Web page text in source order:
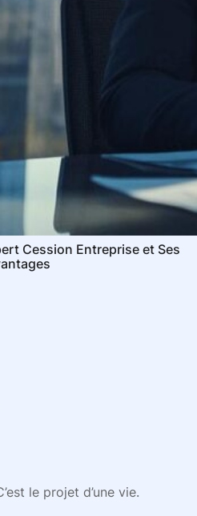
Cession Entreprise et Ses
le projet d’une vie.